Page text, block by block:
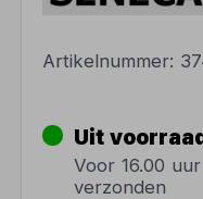
Artikelnummer:
Uit
Voor 16.00
verzonden